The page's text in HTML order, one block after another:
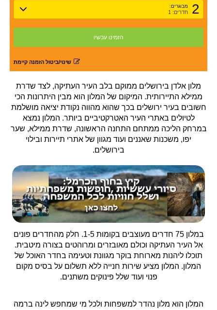
2 מבוגרים:
חדרים: 1
שינוי/ביטול הזמנה קיימת
מלון אלדן בירושלים ממוקם בלב העיר העתיקה, לצד שדרת
ממילא התיירותית. המיקום של המלון הוא מבין היתרונות הכי
חשובים בעיר ירושלים בכך שהוא מהווה נקודת יציאה מושלמת
לטיולים באתרי העיר האטרקטיביים ביותר. המלון נמצא
במרחק הליכה ממתחם התחנה הראשונה, שדרת ממילא, שער
יפו, משכנות שאננים ועוד מגוון של אתרי תיירות ובילוי
בירושלים.
במלון 75 חדרים מעוצבים בקומות 1-5. חלק מהחדרים פונים
אל העיר העתיקה וכולם מאובזרים ומרוהטים בצורה מיטבית.
תוכלו ליהנות מארוחת בוקר מגוונת וטעימה בחדר האוכל של
המלון. המלון מציע שירות חנייה ללא תשלום על בסיס מקום
פנוי ועוד שלל פינוקים משתנים.
המלון הוא מלון נהדר למשפחות ולכל מי שמחפש לינה ברמה